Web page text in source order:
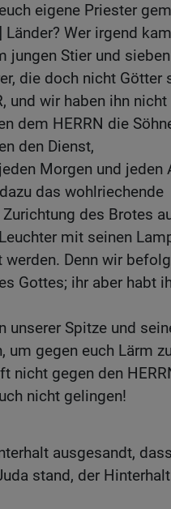
eigene Priester
Wer irgend
jungen Stier und sieben
die doch nicht Götter
und wir haben ihn nicht
dem HERRN die
den Dienst,
Morgen und jeden
das wohlriechende
des Brotes
mit seinen
Denn wir
Gottes; ihr aber habt
unserer Spitze und
um gegen euch Lärm zu
nicht gegen den
nicht gelingen!
ausgesandt,
stand, der